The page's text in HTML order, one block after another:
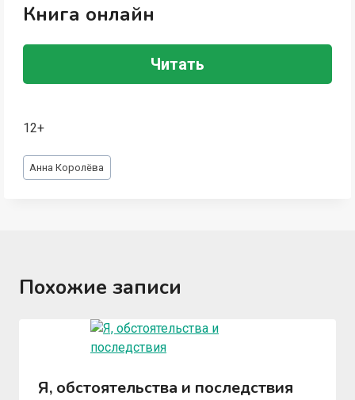
Книга онлайн
Читать
12+
Метки
записи:
Анна Королёва
Похожие записи
Я, обстоятельства и последствия